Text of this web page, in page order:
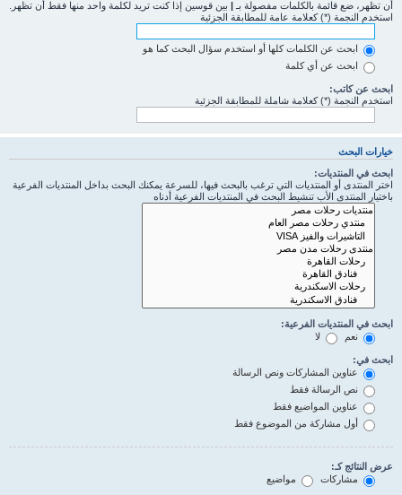
أن تظهر، ضع قائمة بالكلمات مفصولة بـ | بين قوسين إذا كنت تريد لكلمة واحد منها فقط أن تظهر.
استخدم النجمة (*) كعلامة عامة للمطابقة الجزئية
ابحث عن الكلمات كلها أو استخدم سؤال البحث كما هو
ابحث عن أي كلمة
ابحث عن كاتب:
استخدم النجمة (*) كعلامة شاملة للمطابقة الجزئية
خيارات البحث
ابحث في المنتديات:
اختر المنتدى أو المنتديات التي ترغب بالبحث فيها، للسرعة يمكنك البحث بداخل المنتديات الفرعية
باختيار المنتدى الأب تنشيط البحث في المنتديات الفرعية أدناه
ابحث في المنتديات الفرعية:
نعم
لا
ابحث في:
عناوين المشاركات ونص الرسالة
نص الرسالة فقط
عناوين المواضيع فقط
أول مشاركة من الموضوع فقط
عرض النتائج كـ:
مشاركات
مواضيع